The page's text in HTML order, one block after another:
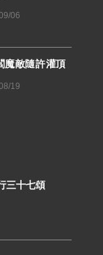
06
魔敵隨許灌頂
19
三十七頌